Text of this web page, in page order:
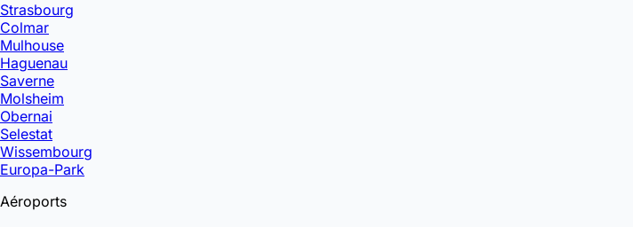
Strasbourg
Colmar
Mulhouse
Haguenau
Saverne
Molsheim
Obernai
Selestat
Wissembourg
Europa-Park
Aéroports